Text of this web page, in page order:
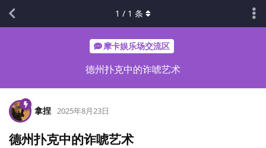
摩卡娱乐场交流区
德州扑克中的诈唬艺术
1 / 1 条
拿捏 2025年8月23日
德州扑克中的诈唬艺术